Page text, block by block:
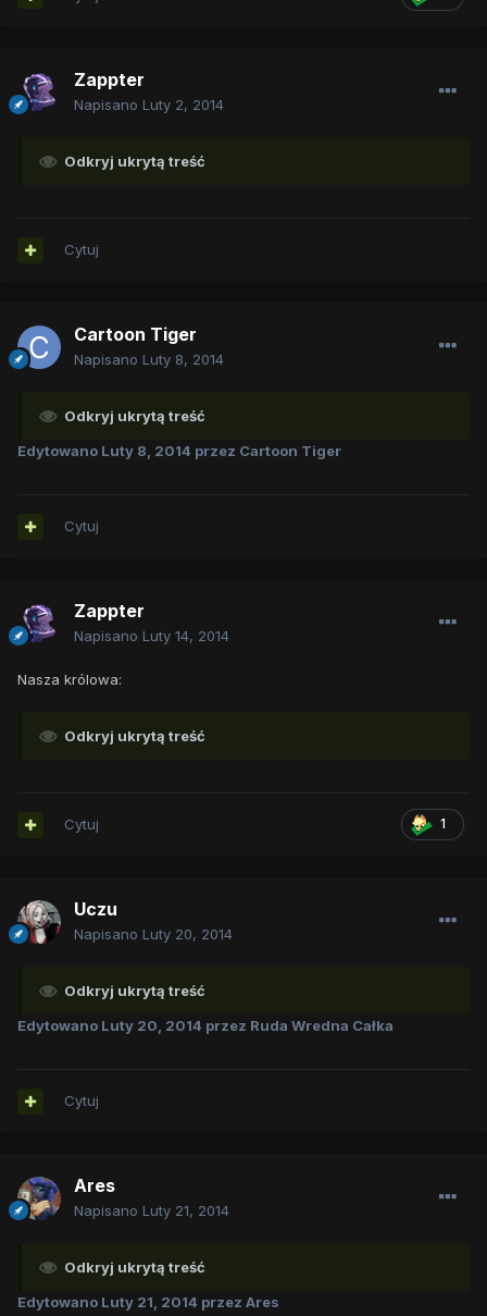
Zappter
Napisano Luty 2, 2014
Odkryj ukrytą treść
Cytuj
Cartoon Tiger
Napisano Luty 8, 2014
Odkryj ukrytą treść
Edytowano Luty 8, 2014 przez Cartoon Tiger
Cytuj
Zappter
Napisano Luty 14, 2014
Nasza królowa:
Odkryj ukrytą treść
1
Cytuj
Uczu
Napisano Luty 20, 2014
Odkryj ukrytą treść
Edytowano Luty 20, 2014 przez Ruda Wredna Całka
Cytuj
Ares
Napisano Luty 21, 2014
Odkryj ukrytą treść
Edytowano Luty 21, 2014 przez Ares